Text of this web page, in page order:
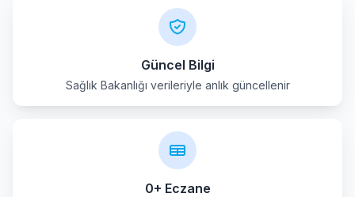
Güncel Bilgi
Sağlık Bakanlığı verileriyle anlık güncellenir
0+ Eczane